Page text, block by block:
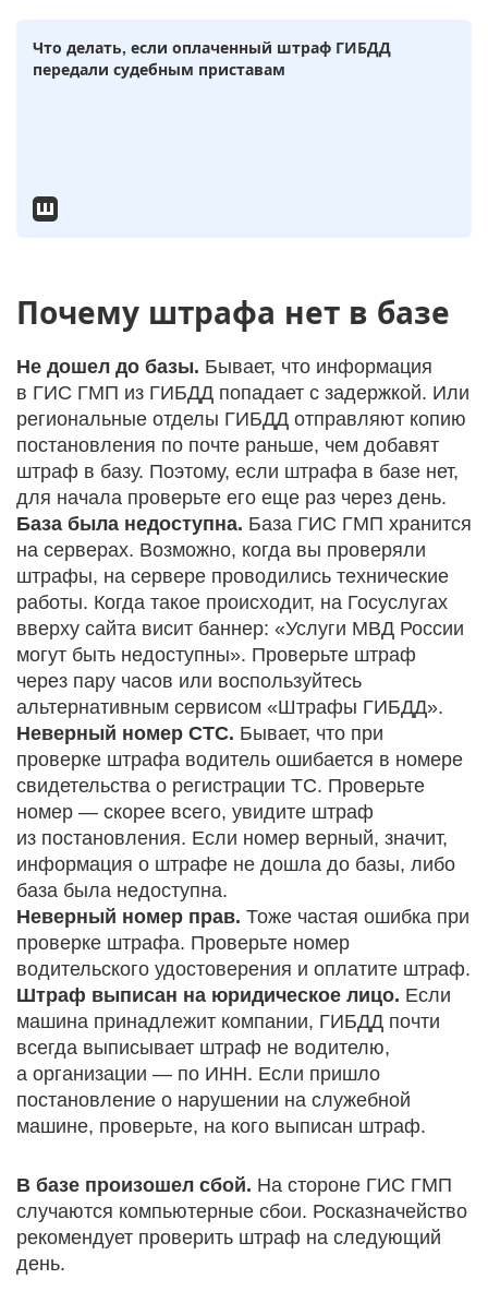
Что делать, если оплаченный штраф ГИБДД
передали судебным приставам
Почему штрафа нет в базе
Не дошел до базы. Бывает, что информация
в ГИС ГМП из ГИБДД попадает с задержкой. Или
региональные отделы ГИБДД отправляют копию
постановления по почте раньше, чем добавят
штраф в базу. Поэтому, если штрафа в базе нет,
для начала проверьте его еще раз через день.
База была недоступна. База ГИС ГМП хранится
на серверах. Возможно, когда вы проверяли
штрафы, на сервере проводились технические
работы. Когда такое происходит, на Госуслугах
вверху сайта висит баннер: «Услуги МВД России
могут быть недоступны». Проверьте штраф
через пару часов или воспользуйтесь
альтернативным сервисом «Штрафы ГИБДД».
Неверный номер СТС. Бывает, что при
проверке штрафа водитель ошибается в номере
свидетельства о регистрации ТС. Проверьте
номер — скорее всего, увидите штраф
из постановления. Если номер верный, значит,
информация о штрафе не дошла до базы, либо
база была недоступна.
Неверный номер прав. Тоже частая ошибка при
проверке штрафа. Проверьте номер
водительского удостоверения и оплатите штраф.
Штраф выписан на юридическое лицо. Если
машина принадлежит компании, ГИБДД почти
всегда выписывает штраф не водителю,
а организации — по ИНН. Если пришло
постановление о нарушении на служебной
машине, проверьте, на кого выписан штраф.
В базе произошел сбой. На стороне ГИС ГМП
случаются компьютерные сбои. Росказначейство
рекомендует проверить штраф на следующий
день.